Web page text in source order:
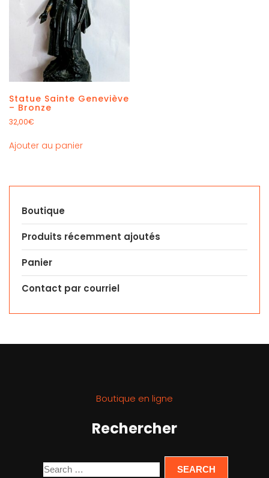
Statue Sainte Geneviève
– Bronze
32,00€
Ajouter au panier
Boutique
Produits récemment ajoutés
Panier
Contact par courriel
Boutique en ligne
Rechercher